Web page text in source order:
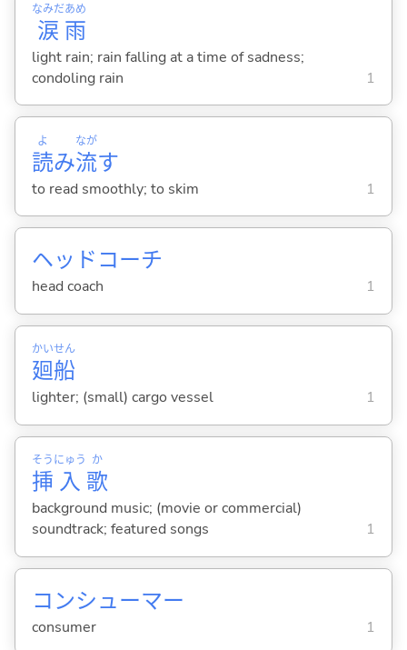
涙
なみだ
雨
あめ
light rain; rain falling at a time of sadness;
condoling rain
1
読
よ
み流
なが
す
to read smoothly; to skim 1
ヘッドコーチ
head coach 1
廻
かい
船
せん
lighter; (small) cargo vessel 1
挿
そう
入
にゅう
歌
か
background music; (movie or commercial)
soundtrack; featured songs
1
コンシューマー
consumer 1